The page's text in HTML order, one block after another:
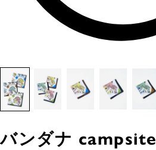
バンダナ campsite